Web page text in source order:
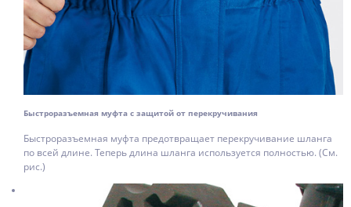
Быстроразъемная муфта с защитой от перекручивания
Быстроразъемная муфта предотвращает перекручивание шланга
по всей длине. Теперь длина шланга используется полностью. (См.
рис.)